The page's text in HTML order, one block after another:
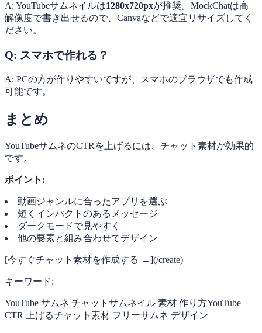
A: YouTubeサムネイルは1280x720pxが推奨。MockChatは高
解像度で書き出せるので、Canvaなどで適宜リサイズしてく
ださい。
Q: スマホで作れる？
A: PCの方が作りやすいですが、スマホのブラウザでも作成
可能です。
まとめ
YouTubeサムネのCTRを上げるには、チャット素材が効果的
です。
ポイント:
動画ジャンルに合ったアプリを選ぶ
短くインパクトのあるメッセージ
ダークモードで見やすく
他の要素と組み合わせてデザイン
[今すぐチャット素材を作成する →](/create)
キーワード:
YouTube サムネ チャット サムネイル 素材 作り方YouTube
CTR 上げるチャット素材 フリーサムネ デザイン